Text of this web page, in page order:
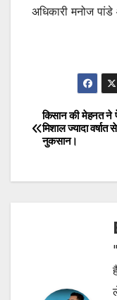
अधिकारी मनोज
Post
किसान की मेहनत ने
मिशाल ज्यादा
नुकसान।